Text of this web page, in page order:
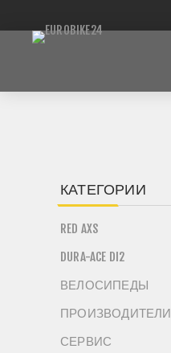
КАТЕГОРИИ
RED AXS
DURA-ACE DI2
ВЕЛОСИПЕДЫ
ПРОИЗВОДИТЕЛИ
СЕРВИС